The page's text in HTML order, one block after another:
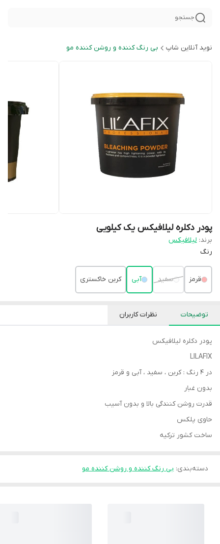
جستجو
نوید آنلاین شاپ بی رنگ کننده و روشن کننده مو
پودر دکلره لیلافیکس یک کیلویی
برند: لیلافیکس
رنگ
قرمز سفید آبی کربن خاکستری
توضیحات نظرات کاربران
پودر دکلره لیلافیکس
LILAFIX
در 4 رنگ : کربن ، سفید ، آبی و قرمز
بدون غبار
قدرت روشن کنندگی بالا و بدون آسیب
حاوی پلکس
ساخت کشور ترکیه
دسته‌بندی: بی رنگ کننده و روشن کننده مو